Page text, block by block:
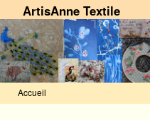
ArtisAnne Textile
Accueil